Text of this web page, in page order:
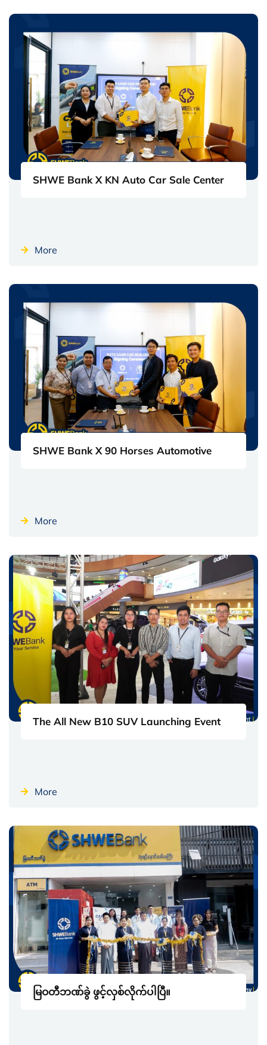
SHWE Bank X KN Auto Car Sale Center
More
SHWE Bank X 90 Horses Automotive
More
The All New B10 SUV Launching Event
More
မြဝတီဘဏ်ခွဲ ဖွင့်လှစ်လိုက်ပါပြီ။